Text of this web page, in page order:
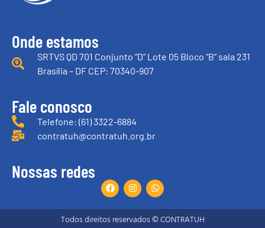
Onde estamos
SRTVS QD 701 Conjunto “D” Lote 05 Bloco “B” sala 231
Brasília – DF CEP: 70340-907
Fale conosco
Telefone: (61) 3322-6884
contratuh@contratuh.org.br
Nossas redes
Todos direitos reservados © CONTRATUH